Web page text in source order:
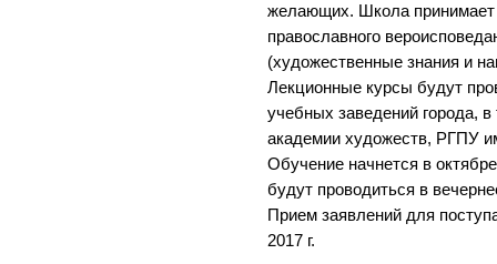
желающих. Школа
православного
(художественные знания и
Лекционные курсы будут
учебных заведений города,
академии художеств, РГПУ
Обучение начнется в
будут проводиться в
Прием заявлений для
2017 г.